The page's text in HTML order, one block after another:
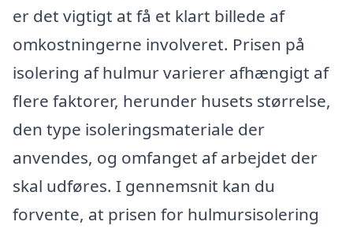
er det vigtigt at få et klart billede af
omkostningerne involveret. Prisen på
isolering af hulmur varierer afhængigt af
flere faktorer, herunder husets størrelse,
den type isoleringsmateriale der
anvendes, og omfanget af arbejdet der
skal udføres. I gennemsnit kan du
forvente, at prisen for hulmursisolering